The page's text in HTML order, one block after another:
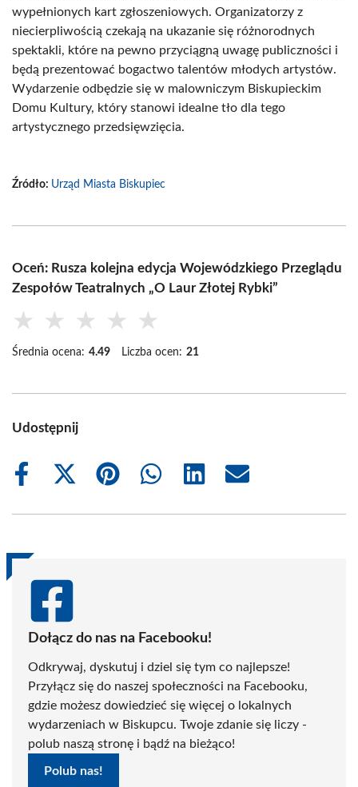
wypełnionych kart zgłoszeniowych. Organizatorzy z
niecierpliwością czekają na ukazanie się różnorodnych
spektakli, które na pewno przyciągną uwagę publiczności i
będą prezentować bogactwo talentów młodych artystów.
Wydarzenie odbędzie się w malowniczym Biskupieckim
Domu Kultury, który stanowi idealne tło dla tego
artystycznego przedsięwzięcia.
Źródło: Urząd Miasta Biskupiec
Oceń: Rusza kolejna edycja Wojewódzkiego Przeglądu
Zespołów Teatralnych „O Laur Złotej Rybki”
★ ★ ★ ★ ★
Średnia ocena: 4.49 Liczba ocen: 21
Udostępnij
Share
Share
(Twitter)
Share
Share
Share
Share
Dołącz do nas na Facebooku!
Odkrywaj, dyskutuj i dziel się tym co najlepsze!
Przyłącz się do naszej społeczności na Facebooku,
gdzie możesz dowiedzieć się więcej o lokalnych
wydarzeniach w Biskupcu. Twoje zdanie się liczy -
polub naszą stronę i bądź na bieżąco!
Polub nas!